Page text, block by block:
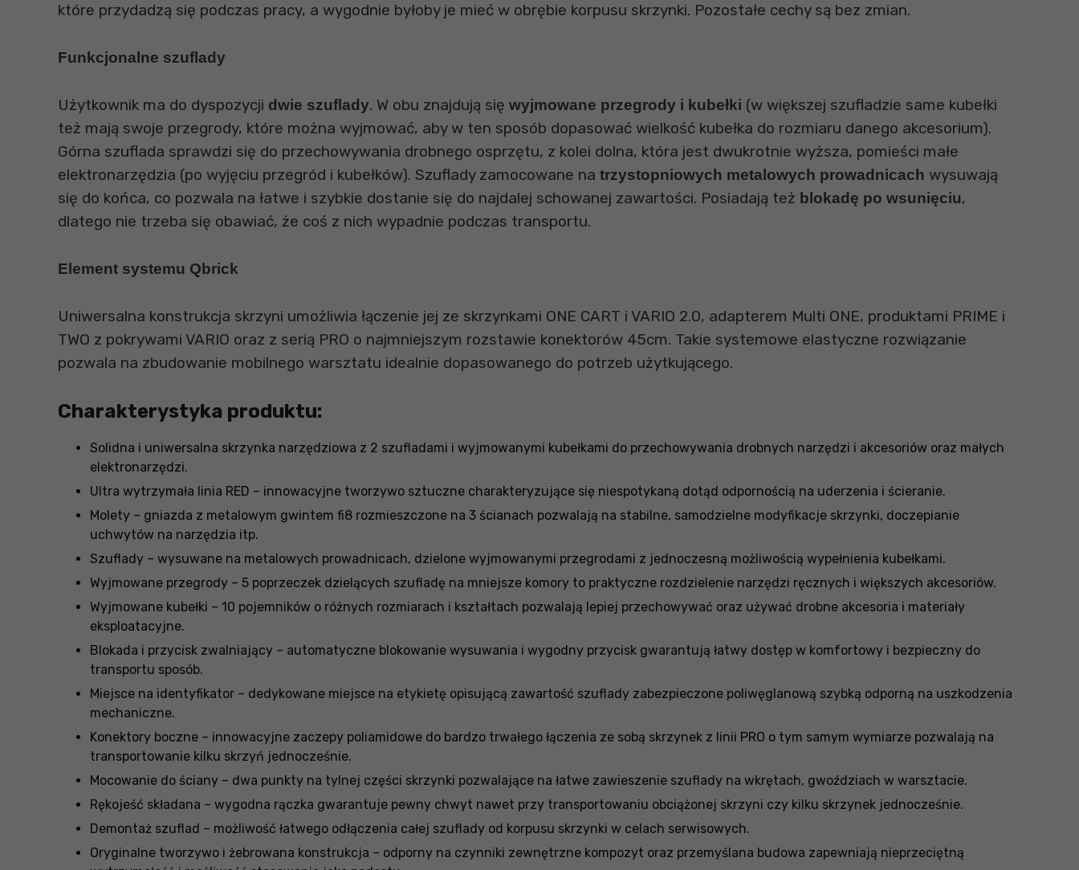
które przydadzą się podczas pracy, a wygodnie byłoby je mieć w obrębie korpusu skrzynki. Pozostałe cechy są bez zmian.
Funkcjonalne szuflady
Użytkownik ma do dyspozycji dwie szuflady. W obu znajdują się wyjmowane przegrody i kubełki (w większej szufladzie same kubełki
też mają swoje przegrody, które można wyjmować, aby w ten sposób dopasować wielkość kubełka do rozmiaru danego akcesorium).
Górna szuflada sprawdzi się do przechowywania drobnego osprzętu, z kolei dolna, która jest dwukrotnie wyższa, pomieści małe
elektronarzędzia (po wyjęciu przegród i kubełków). Szuflady zamocowane na trzystopniowych metalowych prowadnicach wysuwają
się do końca, co pozwala na łatwe i szybkie dostanie się do najdalej schowanej zawartości. Posiadają też blokadę po wsunięciu,
dlatego nie trzeba się obawiać, że coś z nich wypadnie podczas transportu.
Element systemu Qbrick
Uniwersalna konstrukcja skrzyni umożliwia łączenie jej ze skrzynkami ONE CART i VARIO 2.0, adapterem Multi ONE, produktami PRIME i
TWO z pokrywami VARIO oraz z serią PRO o najmniejszym rozstawie konektorów 45cm. Takie systemowe elastyczne rozwiązanie
pozwala na zbudowanie mobilnego warsztatu idealnie dopasowanego do potrzeb użytkującego.
Charakterystyka produktu:
Solidna i uniwersalna skrzynka narzędziowa z 2 szufladami i wyjmowanymi kubełkami do przechowywania drobnych narzędzi i akcesoriów oraz małych
elektronarzędzi.
Ultra wytrzymała linia RED – innowacyjne tworzywo sztuczne charakteryzujące się niespotykaną dotąd odpornością na uderzenia i ścieranie.
Molety – gniazda z metalowym gwintem fi8 rozmieszczone na 3 ścianach pozwalają na stabilne, samodzielne modyfikacje skrzynki, doczepianie
uchwytów na narzędzia itp.
Szuflady – wysuwane na metalowych prowadnicach, dzielone wyjmowanymi przegrodami z jednoczesną możliwością wypełnienia kubełkami.
Wyjmowane przegrody – 5 poprzeczek dzielących szufladę na mniejsze komory to praktyczne rozdzielenie narzędzi ręcznych i większych akcesoriów.
Wyjmowane kubełki – 10 pojemników o różnych rozmiarach i kształtach pozwalają lepiej przechowywać oraz używać drobne akcesoria i materiały
eksploatacyjne.
Blokada i przycisk zwalniający – automatyczne blokowanie wysuwania i wygodny przycisk gwarantują łatwy dostęp w komfortowy i bezpieczny do
transportu sposób.
Miejsce na identyfikator – dedykowane miejsce na etykietę opisującą zawartość szuflady zabezpieczone poliwęglanową szybką odporną na uszkodzenia
mechaniczne.
Konektory boczne – innowacyjne zaczepy poliamidowe do bardzo trwałego łączenia ze sobą skrzynek z linii PRO o tym samym wymiarze pozwalają na
transportowanie kilku skrzyń jednocześnie.
Mocowanie do ściany – dwa punkty na tylnej części skrzynki pozwalające na łatwe zawieszenie szuflady na wkrętach, gwoździach w warsztacie.
Rękojeść składana – wygodna rączka gwarantuje pewny chwyt nawet przy transportowaniu obciążonej skrzyni czy kilku skrzynek jednocześnie.
Demontaż szuflad – możliwość łatwego odłączenia całej szuflady od korpusu skrzynki w celach serwisowych.
Oryginalne tworzywo i żebrowana konstrukcja – odporny na czynniki zewnętrzne kompozyt oraz przemyślana budowa zapewniają nieprzeciętną